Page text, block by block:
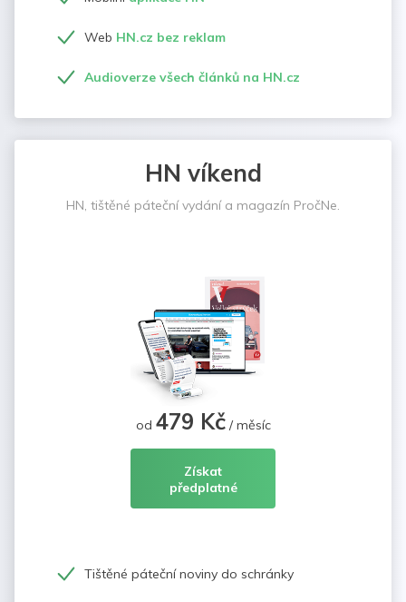
Web HN.cz bez reklam
Audioverze všech článků na HN.cz
HN víkend
HN, tištěné páteční vydání a magazín PročNe.
od 479 Kč/ měsíc
Získat
předplatné
Tištěné páteční noviny do schránky